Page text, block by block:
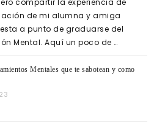
compartir la experiencia de
de mi alumna y amiga
a punto de graduarse del
Mental. Aquí un poco de …
Mentales que te sabotean y como